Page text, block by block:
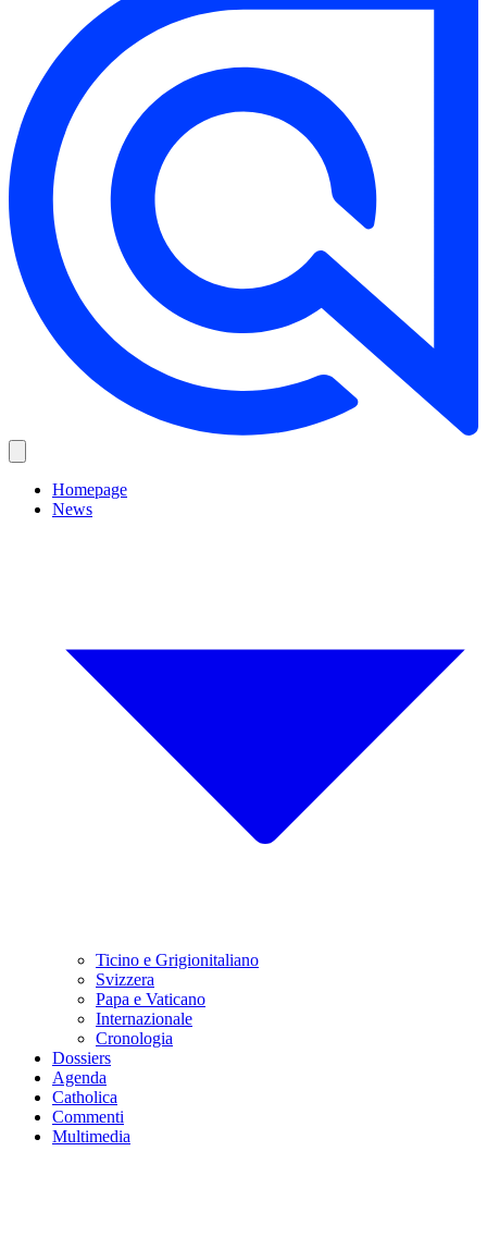
Homepage
News
Ticino e Grigionitaliano
Svizzera
Papa e Vaticano
Internazionale
Cronologia
Dossiers
Agenda
Catholica
Commenti
Multimedia